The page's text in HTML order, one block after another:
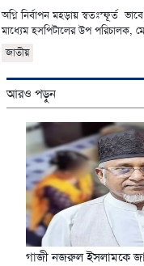
অগ্নি নির্বাপন মহড়ায় স্বতঃস্ফূর্ত
মাধ্যেম হসপিটালের উপ পরিচালক,
জাতীয়
আরও পড়ুন
গাজী নজরুল ইসলামকে